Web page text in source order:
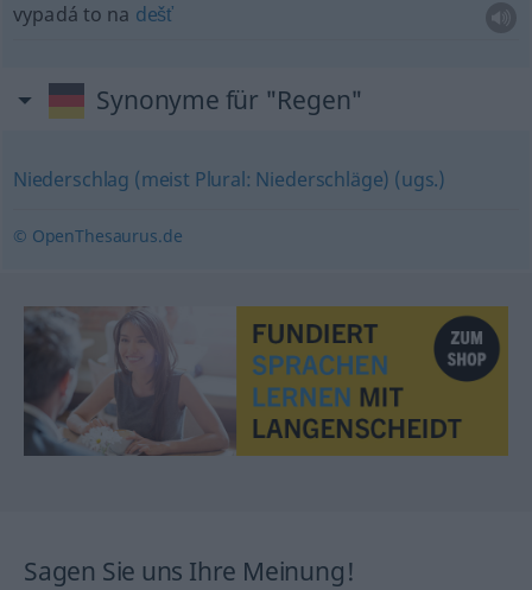
vypadá to na dešť
Synonyme für "Regen"
Niederschlag (meist Plural: Niederschläge) (ugs.)
© OpenThesaurus.de
Sagen Sie uns Ihre Meinung!